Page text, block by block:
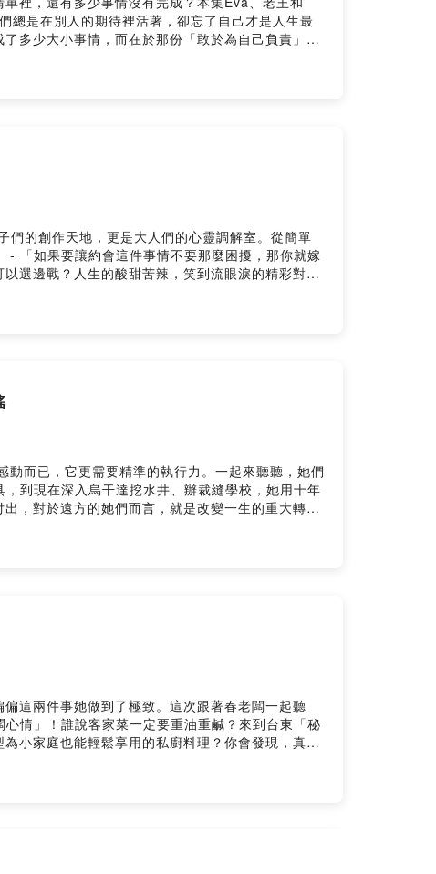
總是在別人的期待裡活著，卻忘了自己才是人生最
多少大小事情，而在於那份「敢於為自己負責」的
想成為合作夥伴！ --Hosting provided by
的創作天地，更是大人們的心靈調解室。從簡單
- 「如果要讓約會這件事情不要那麼困擾，那你就嫁
選邊戰？人生的酸甜苦辣，笑到流眼淚的精彩對
Hosting provided by SoundOn
而已，它更需要精準的執行力。一起來聽聽，她們
到現在深入烏干達挖水井、辦裁縫學校，她用十年
，對於遠方的她們而言，就是改變一生的重大轉捩
這兩件事她做到了極致。這次跟著春老闆一起聽
情」！誰說客家菜一定要重油重鹹？來到台東「秘
小家庭也能輕鬆享用的私廚料理？你會發現，真正
Hosting provided by SoundOn